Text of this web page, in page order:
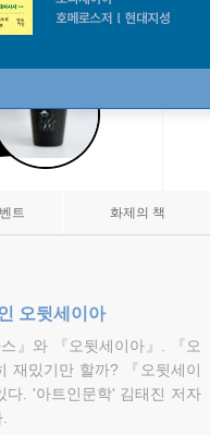
트 화제의 책
오뒷세이아
』와 『오뒷세이아』. 『오
재밌기만 할까? 『오뒷세이
다. '아트인문학' 김태진 저자